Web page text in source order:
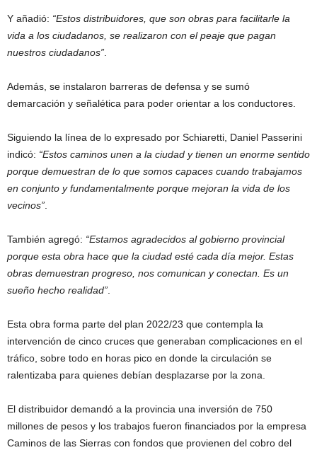
Y añadió: “Estos distribuidores, que son obras para facilitarle la
vida a los ciudadanos, se realizaron con el peaje que pagan
nuestros ciudadanos”.
Además, se instalaron barreras de defensa y se sumó
demarcación y señalética para poder orientar a los conductores.
Siguiendo la línea de lo expresado por Schiaretti, Daniel Passerini
indicó: “Estos caminos unen a la ciudad y tienen un enorme sentido
porque demuestran de lo que somos capaces cuando trabajamos
en conjunto y fundamentalmente porque mejoran la vida de los
vecinos”.
También agregó: “Estamos agradecidos al gobierno provincial
porque esta obra hace que la ciudad esté cada día mejor. Estas
obras demuestran progreso, nos comunican y conectan. Es un
sueño hecho realidad”.
Esta obra forma parte del plan 2022/23 que contempla la
intervención de cinco cruces que generaban complicaciones en el
tráfico, sobre todo en horas pico en donde la circulación se
ralentizaba para quienes debían desplazarse por la zona.
El distribuidor demandó a la provincia una inversión de 750
millones de pesos y los trabajos fueron financiados por la empresa
Caminos de las Sierras con fondos que provienen del cobro del